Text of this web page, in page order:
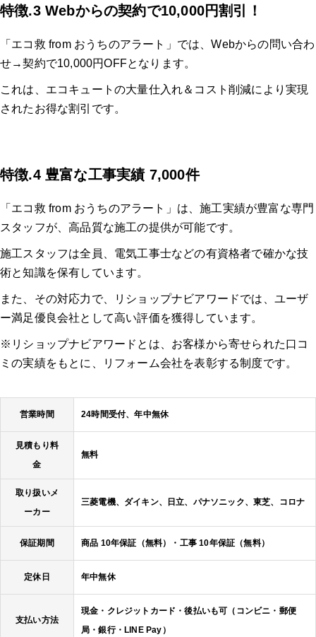
特徴.3 Webからの契約で10,000円割引！
「エコ救 from おうちのアラート」では、Webからの問い合わ
せ→契約で10,000円OFFとなります。
これは、エコキュートの大量仕入れ＆コスト削減により実現
されたお得な割引です。
特徴.4 豊富な工事実績 7,000件
「エコ救 from おうちのアラート」は、施工実績が豊富な専門
スタッフが、高品質な施工の提供が可能です。
施工スタッフは全員、電気工事士などの有資格者で確かな技
術と知識を保有しています。
また、その対応力で、リショップナビアワードでは、ユーザ
ー満足優良会社として高い評価を獲得しています。
※リショップナビアワードとは、お客様から寄せられた口コ
ミの実績をもとに、リフォーム会社を表彰する制度です。
営業時間 24時間受付、年中無休
見積もり料
金
無料
取り扱いメ
ーカー
三菱電機、ダイキン、日立、パナソニック、東芝、コロナ
保証期間 商品 10年保証（無料）・工事 10年保証（無料）
定休日 年中無休
支払い方法
現金・クレジットカード・後払いも可（コンビニ・郵便
局・銀行・LINE Pay）